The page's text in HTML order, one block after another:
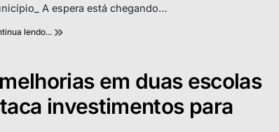
A espera está chegando…
lendo...
em duas escolas
investimentos para